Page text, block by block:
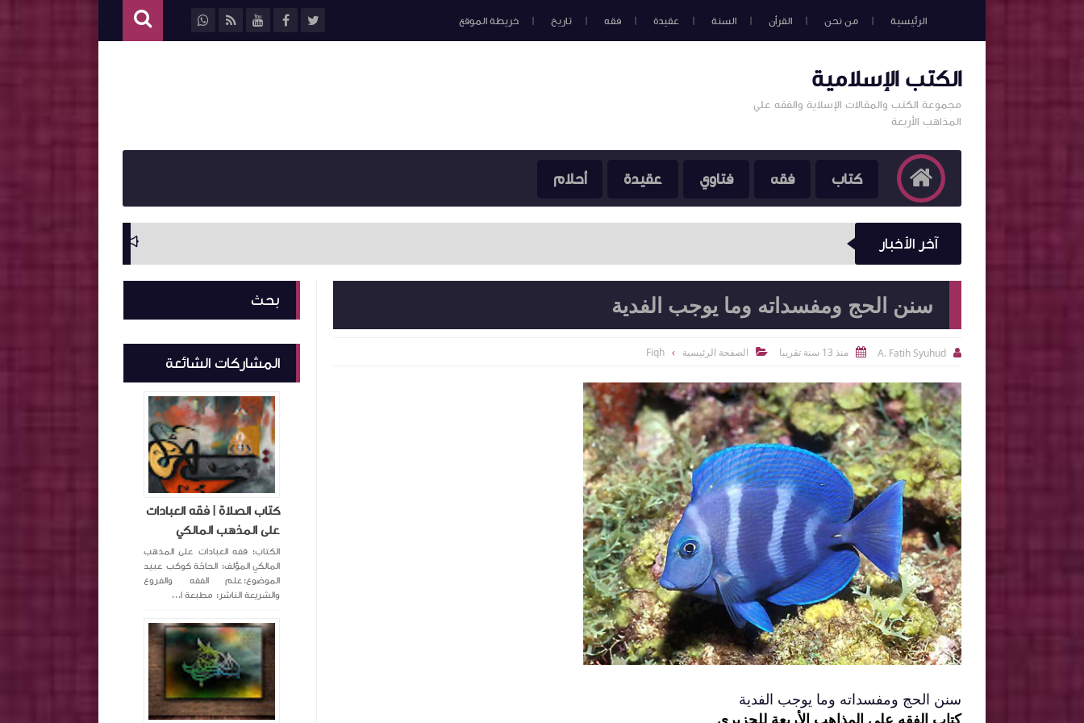
الرئيسية من نحن القرأن السنة عقيدة فقه تاريخ خريطة الموقع
الكتب الإسلامية
مجموعة الكتب والمقالات الإسلاية والفقه علي
المذاهب الأربعة
كتاب فقه فتاوي عقيدة أحلام
آخر الأخبار
سنن الحج ومفسداته وما يوجب الفدية

A. Fatih Syuhud
 منذ 13 سنة تقريبا  الصفحة الرئيسية Fiqh
سنن الحج ومفسداته وما يوجب الفدية
كتاب الفقه على المذاهب الأربعة للجزيري
بحث
المشاركات الشائعة
كتاب الصلاة | فقه العبادات
على المذهب المالكي
الكتاب: فقه العبادات على المذهب
المالكي المؤلف: الحاجّة كوكب عبيد
الموضوع:علم الفقه والفروع
والشريعة الناشر: مطبعة ا...